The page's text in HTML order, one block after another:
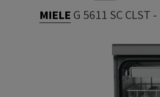
MIELE G 5611 SC CLST -